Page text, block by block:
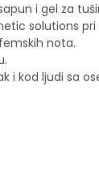
sapun i gel za
solutions
nota.
i kod ljudi sa